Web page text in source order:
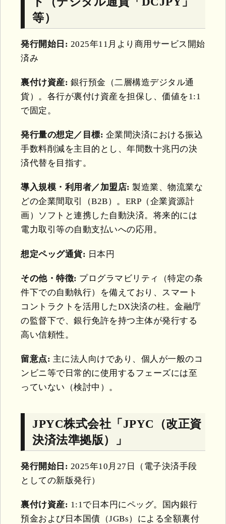
等）
発行開始日: 2025年11月より商用サービス開始
済み
裏付け資産: 銀行預金（二層構造デジタル通
貨）。各行が裏付け資産を担保し、価値を1:1
で固定。
発行量の想定／目標: 企業間決済における振込
手数料削減を主目的とし、年間数十兆円の決
済代替を目指す。
導入規模・利用者／加盟店: 製造業、物流業な
どの企業間取引（B2B）。ERP（企業資源計
画）ソフトと連携した自動決済。将来的には
電力取引等の自動支払いへの応用。
想定ペッグ通貨: 日本円
その他・特徴: プログラマビリティ（特定の条
件下での自動執行）を備えており、スマート
コントラクトを活用したDX決済の柱。金融庁
の監督下で、銀行免許を持つ主体が発行する
高い信頼性。
留意点: 主に法人向けであり、個人が一般のコ
ンビニ等で日常的に使用するフェーズには至
っていない（検討中）。
JPYC株式会社「JPYC（改正資
決済法準拠版）」
発行開始日: 2025年10月27日（電子決済手段
としての新版発行）
裏付け資産: 1:1で日本円にペッグ。国内銀行
預金および日本国債（JGBs）による全額裏付